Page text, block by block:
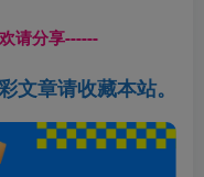
请分享------
文章请收藏本站。